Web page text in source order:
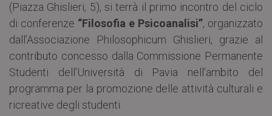
(Piazza Ghislieri, 5), si terrà il primo incontro del ciclo
di conferenze “Filosofia e Psicoanalisi”, organizzato
dall’Associazione Philosophicum Ghislieri, grazie al
contributo concesso dalla Commissione Permanente
Studenti dell’Università di Pavia nell’ambito del
programma per la promozione delle attività culturali e
ricreative degli studenti.